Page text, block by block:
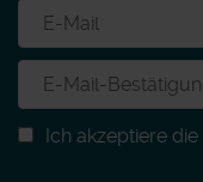
Ich akzeptiere die